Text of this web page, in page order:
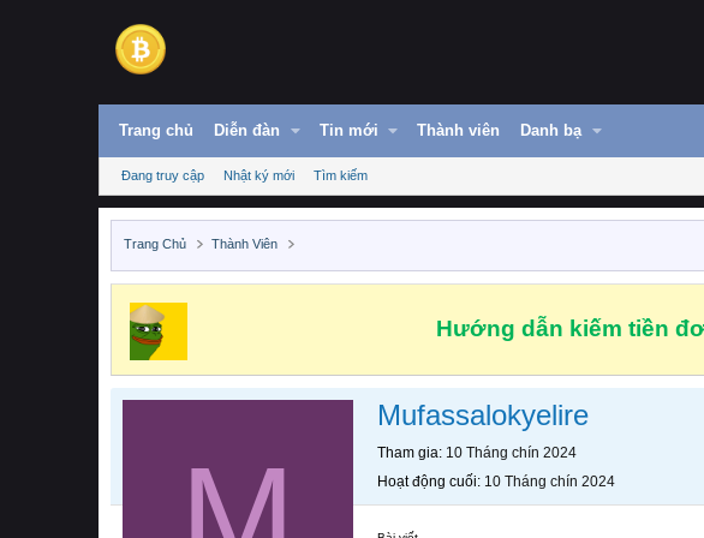
Trang chủ Diễn đàn Tin mới Thành viên Danh bạ
Đang truy cập Nhật ký mới Tìm kiếm
Trang Chủ Thành Viên
Hướng dẫn kiếm tiền
Mufassalokyelire
Tham gia 10 Tháng chín 2024
Hoạt động cuối 10 Tháng chín 2024